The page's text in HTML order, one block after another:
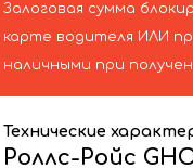
Залоговая сумма
карте водителя ИЛИ
наличными при
Технические
Роллс-Ройс